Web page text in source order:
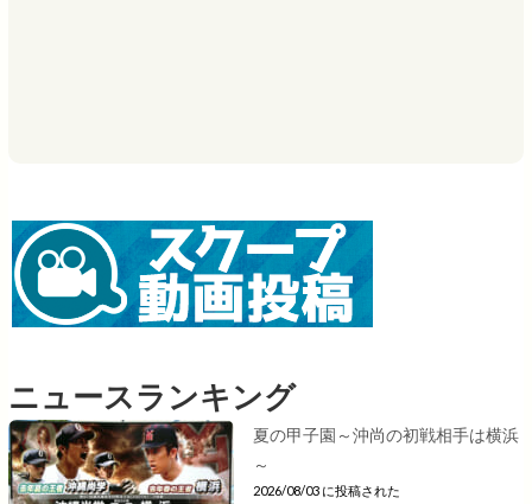
ニュースランキング
夏の甲子園～沖尚の初戦相手は横浜
～
2026/08/03 に投稿された